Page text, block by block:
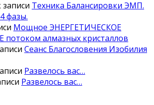
записи Техника Балансировки ЭМП.
фазы.
Мощное ЭНЕРГЕТИЧЕСКОЕ
алмазных кристаллов
Сеанс Благословения Изобилия
Развелось вас…
Развелось вас…